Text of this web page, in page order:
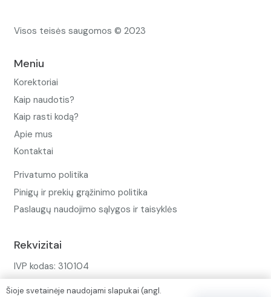
Visos teisės saugomos © 2023
Meniu
Korektoriai
Kaip naudotis?
Kaip rasti kodą?
Apie mus
Kontaktai
Privatumo politika
Pinigų ir prekių grąžinimo politika
Paslaugų naudojimo sąlygos ir taisyklės
Rekvizitai
IVP kodas: 310104
Šioje svetainėje naudojami slapukai (angl.